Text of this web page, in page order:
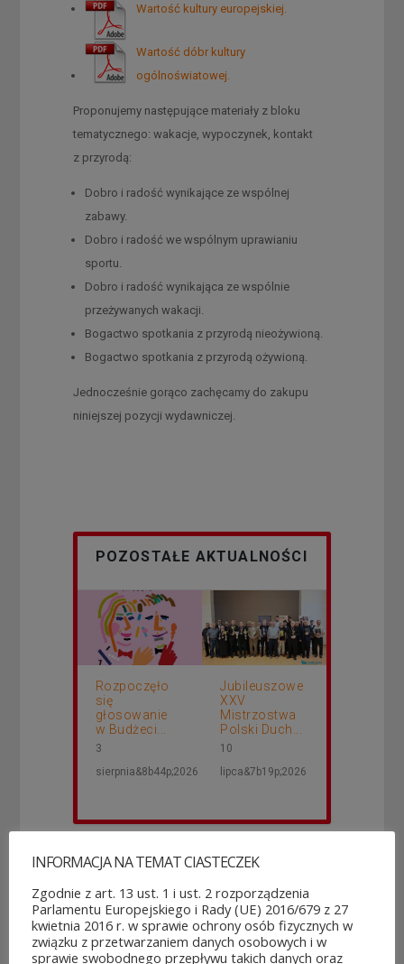
Wartość kultury europejskiej.
Wartość dóbr kultury
ogólnoświatowej.
Proponujemy następujące materiały z bloku
tematycznego: wakacje, wypoczynek, kontakt
z przyrodą:
Dobro i radość wynikające ze wspólnej
zabawy.
Dobro i radość we wspólnym uprawianiu
sportu.
Dobro i radość wynikająca ze wspólnie
przeżywanych wakacji.
Bogactwo spotkania z przyrodą nieożywioną.
Bogactwo spotkania z przyrodą ożywioną.
Jednocześnie gorąco zachęcamy do zakupu
niniejszej pozycji wydawniczej.
POZOSTAŁE AKTUALNOŚCI
Rozpoczęło
się
głosowanie
w Budżeci...
3
sierpnia&8b44p;2026
Jubileuszowe
XXV
Mistrzostwa
Polski Duch...
10
lipca&7b19p;2026
INFORMACJA NA TEMAT CIASTECZEK
Zgodnie z art. 13 ust. 1 i ust. 2 rozporządzenia
Parlamentu Europejskiego i Rady (UE) 2016/679 z 27
kwietnia 2016 r. w sprawie ochrony osób fizycznych w
związku z przetwarzaniem danych osobowych i w
sprawie swobodnego przepływu takich danych oraz